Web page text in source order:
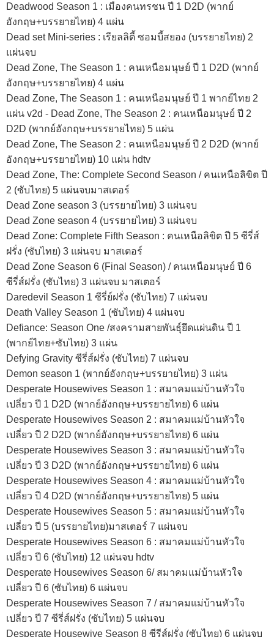
Deadwood Season 1 : เมืองคนทรชน ปี 1 D2D (พากย์
อังกฤษ+บรรยายไทย) 4 แผ่น
Dead set Mini-series : เรียลลิตี้ ซอมบี้สยอง (บรรยายไทย) 2
แผ่นจบ
Dead Zone, The Season 1 : คนเหนือมนุษย์ ปี 1 D2D (พากย์
อังกฤษ+บรรยายไทย) 4 แผ่น
Dead Zone, The Season 1 : คนเหนือมนุษย์ ปี 1 พากย์ไทย 2
แผ่น v2d - Dead Zone, The Season 2 : คนเหนือมนุษย์ ปี 2
D2D (พากย์อังกฤษ+บรรยายไทย) 5 แผ่น
Dead Zone, The Season 2 : คนเหนือมนุษย์ ปี 2 D2D (พากย์
อังกฤษ+บรรยายไทย) 10 แผ่น hdtv
Dead Zone, The: Complete Second Season / คนเหนือลิขิต ปี
2 (ซับไทย) 5 แผ่นจบมาสเตอร์
Dead Zone season 3 (บรรยายไทย) 3 แผ่นจบ
Dead Zone season 4 (บรรยายไทย) 3 แผ่นจบ
Dead Zone: Complete Fifth Season : คนเหนือลิขิต ปี 5 ซีรี่ส์
ฝรั่ง (ซับไทย) 3 แผ่นจบ มาสเตอร์
Dead Zone Season 6 (Final Season) / คนเหนือมนุษย์ ปี 6
ซีรี่ส์ฝรั่ง (ซับไทย) 3 แผ่นจบ มาสเตอร์
Daredevil Season 1 ซีรี่ย์ฝรั่ง (ซับไทย) 7 แผ่นจบ
Death Valley Season 1 (ซับไทย) 4 แผ่นจบ
Defiance: Season One /สงครามสายพันธุ์ยึดแผ่นดิน ปี 1
(พากย์ไทย+ซับไทย) 3 แผ่น
Defying Gravity ซีรี่ส์ฝรั่ง (ซับไทย) 7 แผ่นจบ
Demon season 1 (พากย์อังกฤษ+บรรยายไทย) 3 แผ่น
Desperate Housewives Season 1 : สมาคมแม่บ้านหัวใจ
เปลี่ยว ปี 1 D2D (พากย์อังกฤษ+บรรยายไทย) 6 แผ่น
Desperate Housewives Season 2 : สมาคมแม่บ้านหัวใจ
เปลี่ยว ปี 2 D2D (พากย์อังกฤษ+บรรยายไทย) 6 แผ่น
Desperate Housewives Season 3 : สมาคมแม่บ้านหัวใจ
เปลี่ยว ปี 3 D2D (พากย์อังกฤษ+บรรยายไทย) 6 แผ่น
Desperate Housewives Season 4 : สมาคมแม่บ้านหัวใจ
เปลี่ยว ปี 4 D2D (พากย์อังกฤษ+บรรยายไทย) 5 แผ่น
Desperate Housewives Season 5 : สมาคมแม่บ้านหัวใจ
เปลี่ยว ปี 5 (บรรยายไทย)มาสเตอร์ 7 แผ่นจบ
Desperate Housewives Season 6 : สมาคมแม่บ้านหัวใจ
เปลี่ยว ปี 6 (ซับไทย) 12 แผ่นจบ hdtv
Desperate Housewives Season 6/ สมาคมแม่บ้านหัวใจ
เปลี่ยว ปี 6 (ซับไทย) 6 แผ่นจบ
Desperate Housewives Season 7 / สมาคมแม่บ้านหัวใจ
เปลี่ยว ปี 7 ซีรี่ส์ฝรั่ง (ซับไทย) 5 แผ่นจบ
Desperate Housewive Season 8 ซีรีส์ฝรั่ง (ซับไทย) 6 แผ่นจบ